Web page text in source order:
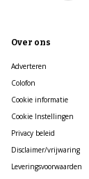
Over ons
Adverteren
Colofon
Cookie informatie
Cookie Instellingen
Privacy beleid
Disclaimer/vrijwaring
Leveringsvoorwaarden